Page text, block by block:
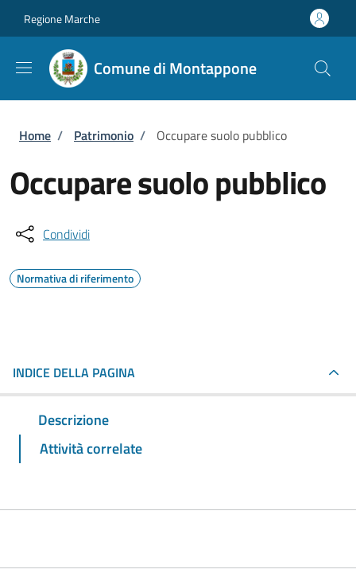
Regione Marche
Comune di Montappone
Briciole di pane
Home / Patrimonio / Occupare suolo pubblico
Occupare suolo pubblico
Condividi
Normativa di riferimento
INDICE DELLA PAGINA
Descrizione
Attività correlate